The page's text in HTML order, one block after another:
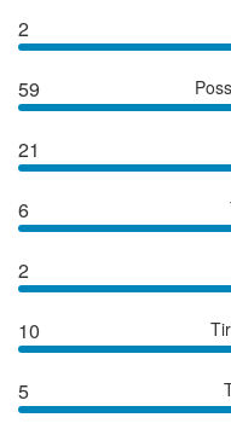
2
59
21
6
2
10
5